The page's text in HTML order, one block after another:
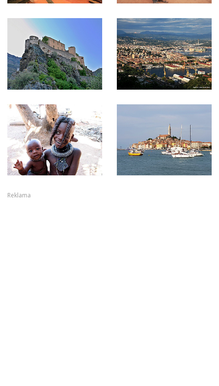
Reklama